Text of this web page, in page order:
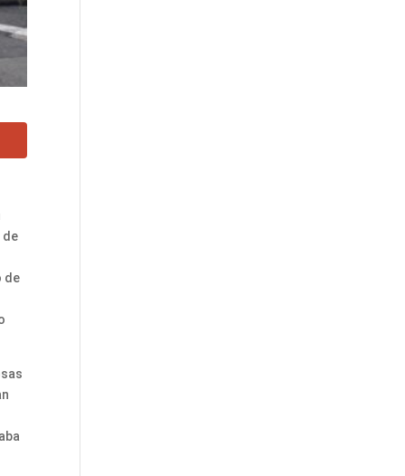
de
de